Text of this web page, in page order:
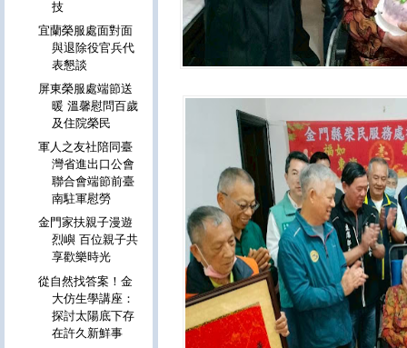
技
宜蘭榮服處面對面
與退除役官兵代
表懇談
屏東榮服處端節送
暖 溫馨慰問百歲
及住院榮民
軍人之友社陪同臺
灣省進出口公會
聯合會端節前臺
南駐軍慰勞
金門家扶親子漫遊
烈嶼 百位親子共
享歡樂時光
從自然找答案！金
大仿生學講座：
探討太陽底下存
在許久新鮮事